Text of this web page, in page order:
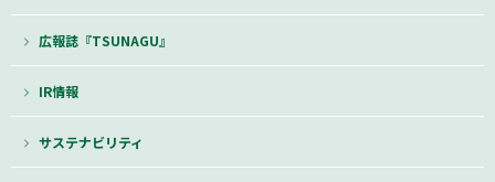
広報誌『TSUNAGU』
IR情報
サステナビリティ